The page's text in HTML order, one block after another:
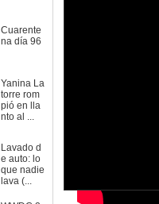
Cuarente
na día 96
Yanina La
torre rom
pió en lla
nto al ...
Lavado d
e auto: lo
que nadie
lava (...